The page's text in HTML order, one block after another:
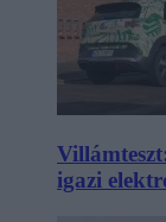
igazi